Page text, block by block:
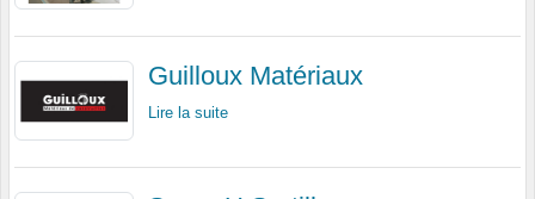
Guilloux Matériaux
Lire la suite